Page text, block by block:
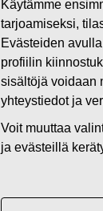
31.10.2023
Käytämme
tarjoamiseksi,
Evästeiden
profiilin
sisältöjä voidaan
yhteystiedot ja
Voit muuttaa
ja evästeillä